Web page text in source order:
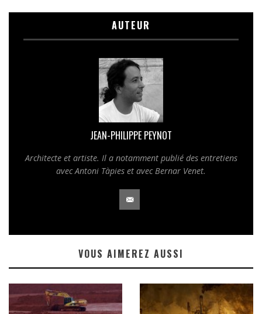
AUTEUR
JEAN-PHILIPPE PEYNOT
Architecte et artiste. Il a notamment publié des entretiens
avec Antoni Tàpies et avec Bernar Venet.
VOUS AIMEREZ AUSSI